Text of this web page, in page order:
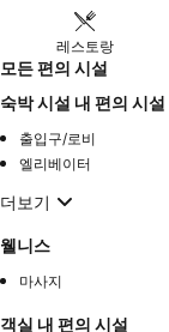
레스토랑
모든 편의 시설
숙박 시설 내 편의 시설
출입구/로비
엘리베이터
더보기
웰니스
마사지
객실 내 편의 시설